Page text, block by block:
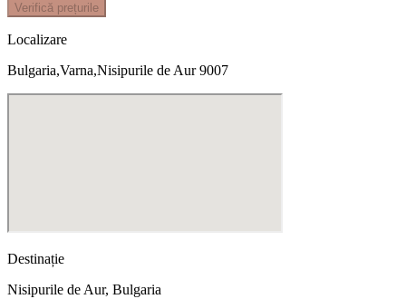
Verifică prețurile
Localizare
Bulgaria,Varna,Nisipurile de Aur 9007
Destinație
Nisipurile de Aur, Bulgaria